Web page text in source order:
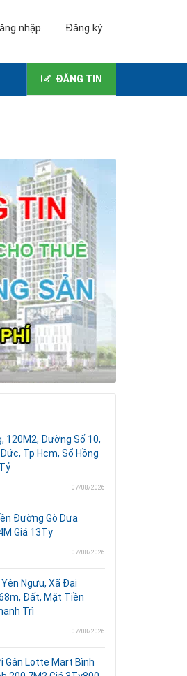
nhập Đăng ký
ĐĂNG TIN
120M2, Đường Số 10,
Tp Hcm, Sổ Hồng
07/08/2026
Đường Gò Dưa
Giá 13Ty
07/08/2026
Yên Ngưu, Xã Đại
Đất, Mặt Tiền
Trì
07/08/2026
Gân Lotte Mart Bình